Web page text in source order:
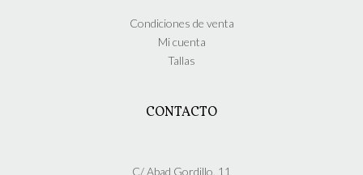
Condiciones de venta
Mi cuenta
Tallas
CONTACTO
C/ Abad Gordillo, 11